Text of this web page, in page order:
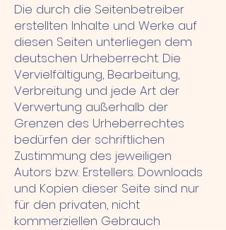
Die durch die Seitenbetreiber
erstellten Inhalte und Werke auf
diesen Seiten unterliegen dem
deutschen Urheberrecht. Die
Vervielfältigung, Bearbeitung,
Verbreitung und jede Art der
Verwertung außerhalb der
Grenzen des Urheberrechtes
bedürfen der schriftlichen
Zustimmung des jeweiligen
Autors bzw. Erstellers. Downloads
und Kopien dieser Seite sind nur
für den privaten, nicht
kommerziellen Gebrauch